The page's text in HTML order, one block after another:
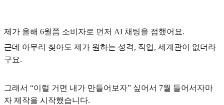
제가 올해 6월쯤 소비자로 먼저 AI 채팅을 접했어요.
근데 아무리 찾아도 제가 원하는 성격, 직업, 세계관이 없더라
구요.
그래서 “이럴 거면 내가 만들어보자” 싶어서 7월 들어서자마
자 제작을 시작했습니다.